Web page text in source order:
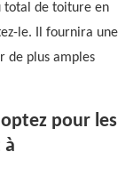
total de toiture en
le. Il fournira une
de plus amples
pour les
à